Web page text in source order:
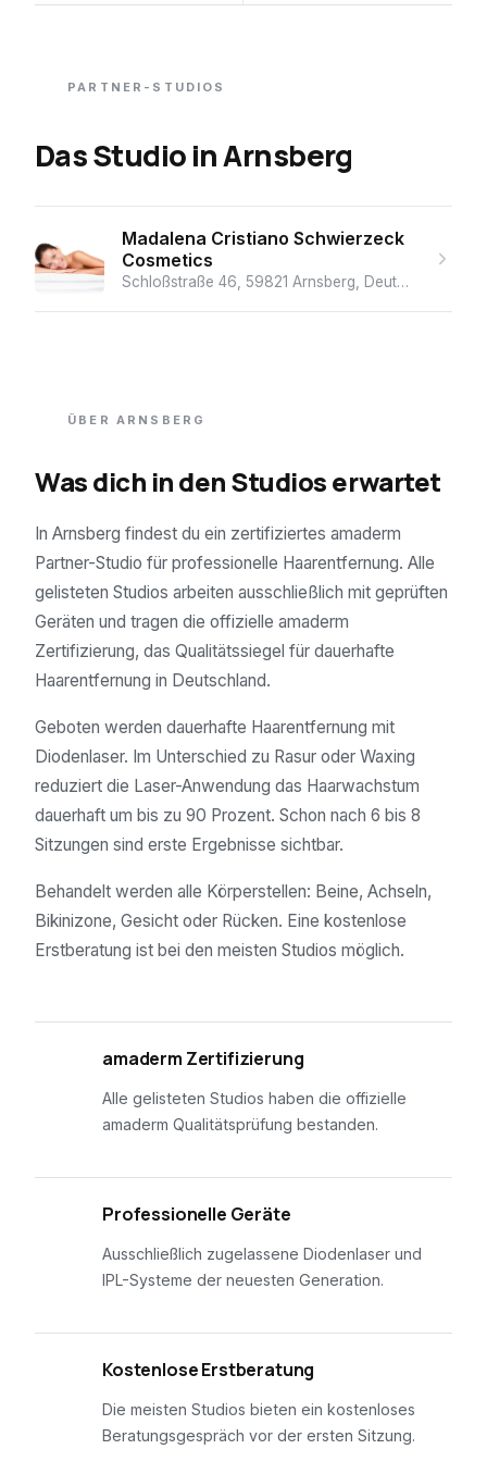
PARTNER-STUDIOS
Das StudioinArnsberg
Madalena Cristiano Schwierzeck
Cosmetics
Schloßstraße 46, 59821 Arnsberg, Deutschland
ÜBER ARNSBERG
Was dich in den Studios erwartet
In Arnsberg findest du ein zertifiziertes amaderm
Partner-Studio für professionelle Haarentfernung. Alle
gelisteten Studios arbeiten ausschließlich mit geprüften
Geräten und tragen die offizielle amaderm
Zertifizierung, das Qualitätssiegel für dauerhafte
Haarentfernung in Deutschland.
Geboten werden dauerhafte Haarentfernung mit
Diodenlaser. Im Unterschied zu Rasur oder Waxing
reduziert die Laser-Anwendung das Haarwachstum
dauerhaft um bis zu 90 Prozent. Schon nach 6 bis 8
Sitzungen sind erste Ergebnisse sichtbar.
Behandelt werden alle Körperstellen: Beine, Achseln,
Bikinizone, Gesicht oder Rücken. Eine kostenlose
Erstberatung ist bei den meisten Studios möglich.
amaderm Zertifizierung
Alle gelisteten Studios haben die offizielle
amaderm Qualitätsprüfung bestanden.
Professionelle Geräte
Ausschließlich zugelassene Diodenlaser und
IPL-Systeme der neuesten Generation.
Kostenlose Erstberatung
Die meisten Studios bieten ein kostenloses
Beratungsgespräch vor der ersten Sitzung.